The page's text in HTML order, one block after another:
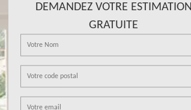
DEMANDEZ VOTRE ESTIMATION
GRATUITE